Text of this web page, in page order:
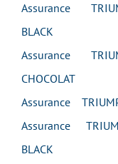
Assurance
BLACK
Assurance
CHOCOLAT
Assurance
Assurance
BLACK